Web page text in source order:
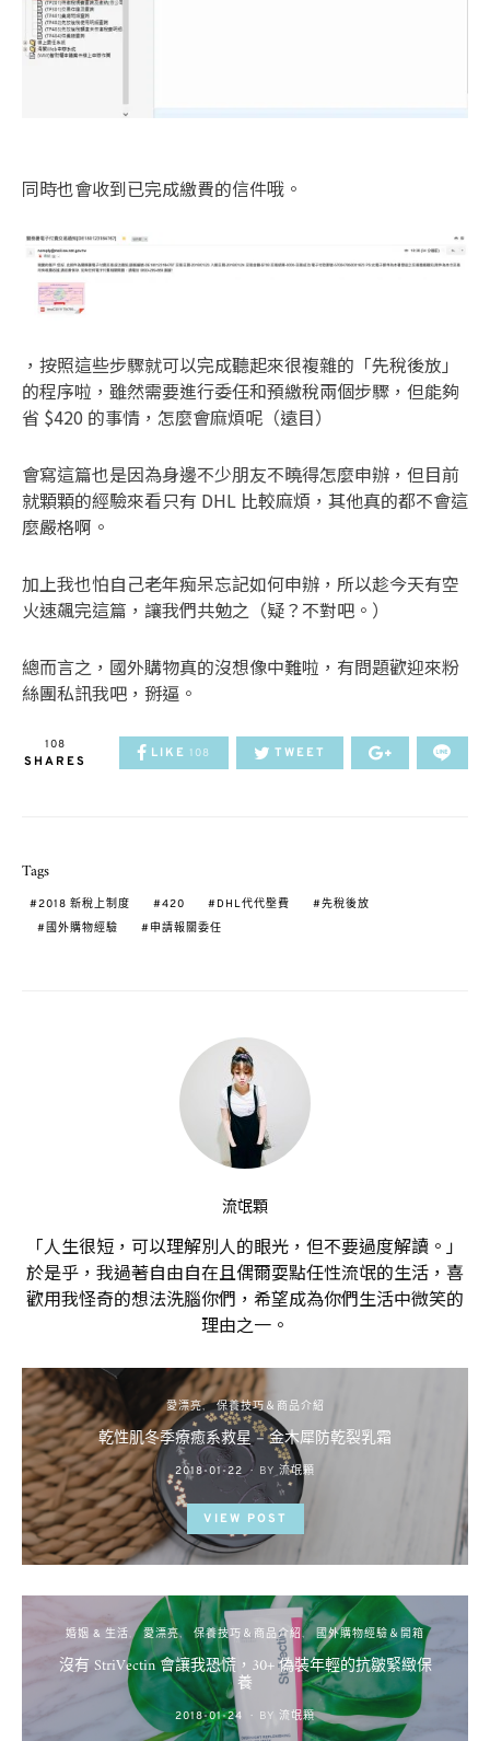
同時也會收到已完成繳費的信件哦。
，按照這些步驟就可以完成聽起來很複雜的「先稅後放」
的程序啦，雖然需要進行委任和預繳稅兩個步驟，但能夠
省 $420 的事情，怎麼會麻煩呢（遠目）
會寫這篇也是因為身邊不少朋友不曉得怎麼申辦，但目前
就顆顆的經驗來看只有 DHL 比較麻煩，其他真的都不會這
麼嚴格啊。
加上我也怕自己老年痴呆忘記如何申辦，所以趁今天有空
火速飆完這篇，讓我們共勉之（疑？不對吧。）
總而言之，國外購物真的沒想像中難啦，有問題歡迎來粉
絲團私訊我吧，掰逼。
108
SHARES
LIKE 108 TWEET
Tags
2018 新稅上制度 420 DHL代代壂費
先稅後放
國外購物經驗
申請報關委任
流氓顆
「人生很短，可以理解別人的眼光，但不要過度解讀。」
於是乎，我過著自由自在且偶爾耍點任性流氓的生活，喜
歡用我怪奇的想法洗腦你們，希望成為你們生活中微笑的
理由之一。
愛漂亮 保養技巧＆商品介紹
乾性肌冬季療癒系救星 – 金木犀防乾裂乳霜
POSTED
ON
2018-01-22 BY 流氓顆
VIEW POST
婚姻 & 生活 愛漂亮 保養技巧＆商品介紹 國外購物經驗＆開箱
沒有 StriVectin 會讓我恐慌，30+ 偽裝年輕的抗皺緊緻保
養
POSTED
ON
2018-01-24 BY 流氓顆